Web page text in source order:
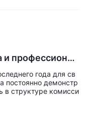
профессионал
года для св
постоянно демонстр
в структуре комисси